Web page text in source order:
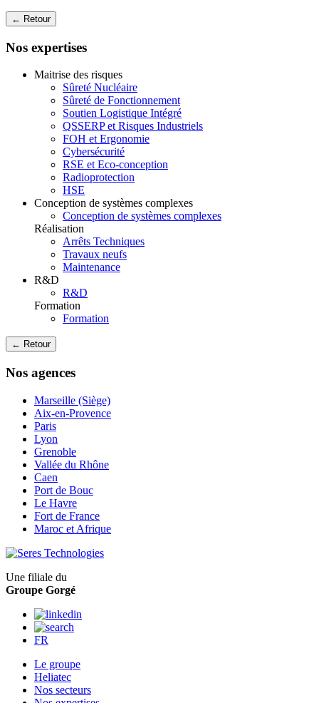
← Retour
Nos expertises
Maitrise des risques
Sûreté Nucléaire
Sûreté de Fonctionnement
Soutien Logistique Intégré
QSSERP et Risques Industriels
FOH et Ergonomie
Cybersécurité
RSE et Eco-conception
Radioprotection
HSE
Conception de systèmes complexes
Conception de systèmes complexes
Réalisation
Arrêts Techniques
Travaux neufs
Maintenance
R&D
R&D
Formation
Formation
← Retour
Nos agences
Marseille (Siège)
Aix-en-Provence
Paris
Lyon
Grenoble
Vallée du Rhône
Caen
Port de Bouc
Le Havre
Fort de France
Maroc et Afrique
Une filiale du
Groupe Gorgé
FR
Le groupe
Heliatec
Nos secteurs